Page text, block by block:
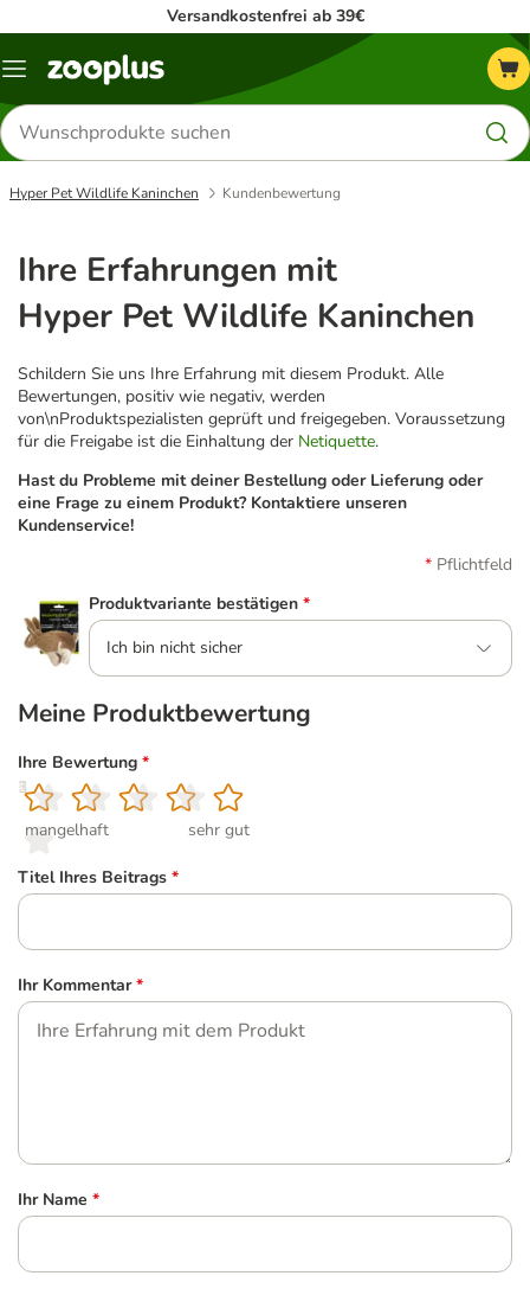
Versandkostenfrei ab 39€
Menü
Produkte
suchen
Hyper Pet Wildlife Kaninchen Kundenbewertung
Ihre Erfahrungen mit
Hyper Pet Wildlife Kaninchen
Schildern Sie uns Ihre Erfahrung mit diesem Produkt. Alle
Bewertungen, positiv wie negativ, werden
von\nProduktspezialisten geprüft und freigegeben. Voraussetzung
für die Freigabe ist die Einhaltung der Netiquette.
Hast du Probleme mit deiner Bestellung oder Lieferung oder
eine Frage zu einem Produkt? Kontaktiere unseren
Kundenservice!
Pflichtfeld
Produktvariante bestätigen *
Ich bin nicht sicher
Meine Produktbewertung
Ihre Bewertung *
1
mangelhaft
2
3
4
5
sehr gut
Titel Ihres Beitrags *
Ihr Kommentar *
Ihr Name *